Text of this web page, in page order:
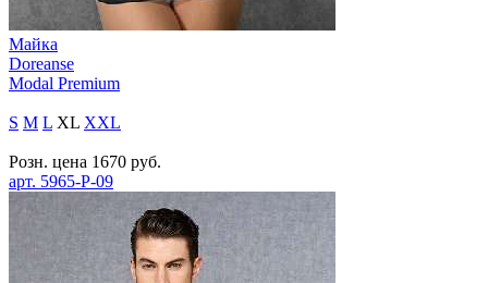
Майка
Doreanse
Modal Premium
S M L XL XXL
Розн. цена 1670 руб.
арт. 5965-P-09